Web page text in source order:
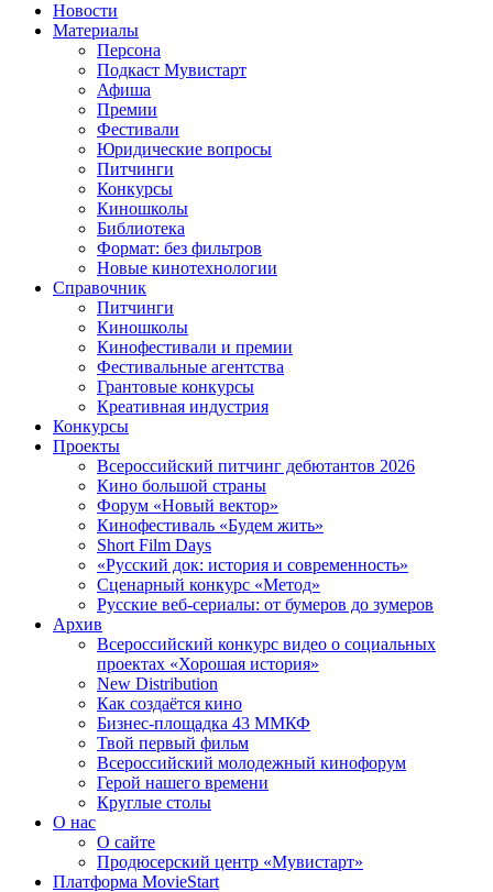
Новости
Материалы
Персона
Подкаст Мувистарт
Афиша
Премии
Фестивали
Юридические вопросы
Питчинги
Конкурсы
Киношколы
Библиотека
Формат: без фильтров
Новые кинотехнологии
Справочник
Питчинги
Киношколы
Кинофестивали и премии
Фестивальные агентства
Грантовые конкурсы
Креативная индустрия
Конкурсы
Проекты
Всероссийский питчинг дебютантов 2026
Кино большой страны
Форум «Новый вектор»
Кинофестиваль «Будем жить»
Short Film Days
«Русский док: история и современность»
Сценарный конкурс «Метод»
Русские веб-сериалы: от бумеров до зумеров
Архив
Всероссийский конкурс видео о социальных
проектах «Хорошая история»
New Distribution
Как создаётся кино
Бизнес-площадка 43 ММКФ
Твой первый фильм
Всероссийский молодежный кинофорум
Герой нашего времени
Круглые столы
О нас
О сайте
Продюсерский центр «Мувистарт»
Платформа MovieStart